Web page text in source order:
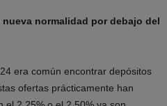
normalidad por debajo del
era común encontrar depósitos
ofertas prácticamente han